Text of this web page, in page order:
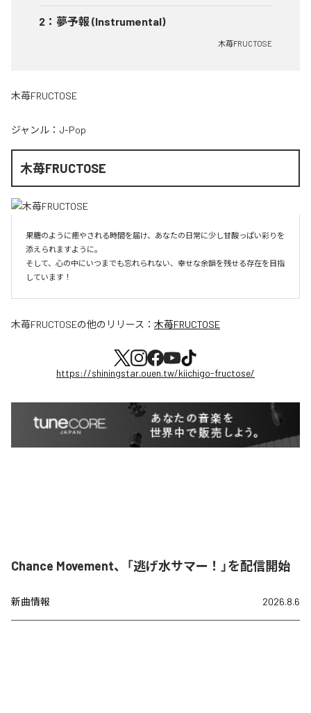
2 ： 夢予報 (Instrumental)
木苺FRUCTOSE
木苺FRUCTOSE
ジャンル： J-Pop
木苺FRUCTOSE
果糖のように癒やされる時間を届け、あなたの日常に少し甘酸っぱい彩りを
添えられますように。
そして、心の中にいつまでも忘れられない、幸せな余韻を残せる存在を目指
しています！
木苺FRUCTOSEの他のリリース： 木苺FRUCTOSE
https://shiningstar.ouen.tw/kiichigo-fructose/
Chance Movement、「逃げ水サマー！」を配信開始
新曲情報 2026.8.6